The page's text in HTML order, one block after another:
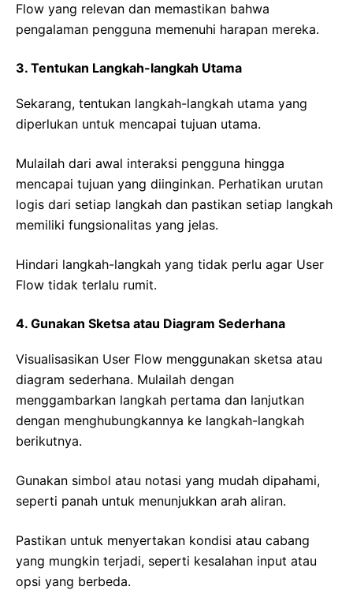
Flow yang relevan dan memastikan bahwa
pengalaman pengguna memenuhi harapan mereka.
3. Tentukan Langkah-langkah Utama
Sekarang, tentukan langkah-langkah utama yang
diperlukan untuk mencapai tujuan utama.
Mulailah dari awal interaksi pengguna hingga
mencapai tujuan yang diinginkan. Perhatikan urutan
logis dari setiap langkah dan pastikan setiap langkah
memiliki fungsionalitas yang jelas.
Hindari langkah-langkah yang tidak perlu agar User
Flow tidak terlalu rumit.
4. Gunakan Sketsa atau Diagram Sederhana
Visualisasikan User Flow menggunakan sketsa atau
diagram sederhana. Mulailah dengan
menggambarkan langkah pertama dan lanjutkan
dengan menghubungkannya ke langkah-langkah
berikutnya.
Gunakan simbol atau notasi yang mudah dipahami,
seperti panah untuk menunjukkan arah aliran.
Pastikan untuk menyertakan kondisi atau cabang
yang mungkin terjadi, seperti kesalahan input atau
opsi yang berbeda.